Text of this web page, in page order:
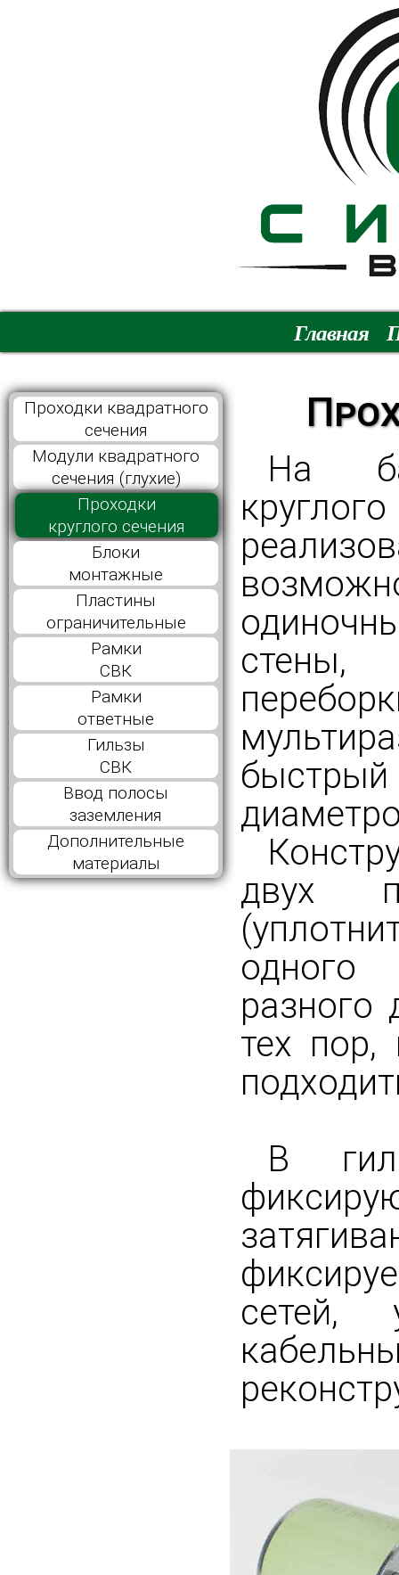
Главная
Проходки квадратного
сечения
Модули квадратного
сечения (глухие)
Проходки
круглого сечения
Блоки
монтажные
Пластины
ограничительные
Рамки
СВК
Рамки
ответные
Гильзы
СВК
Ввод полосы
заземления
Дополнительные
материалы
На
стены,
двух
одного
разного
тех пор,
В
сетей,